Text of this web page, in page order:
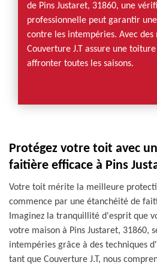
de Pins Justaret, 31860, une
professionnelle peut garantir
contre les intempéries. Avec des
Couverture J.T assure une
affronter toutes les saisons.
Protégez votre toit avec
faitière efficace à Pins
Votre toit mérite la meilleure
commence par une étanchéité de
Imaginez la tranquillité d'esprit que
votre maison à Pins Justaret, 31860,
intempéries grâce à des techniques
tant que Couverture J.T, nous